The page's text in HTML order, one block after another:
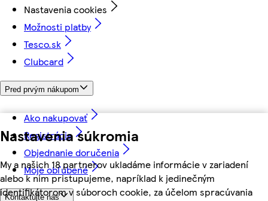
Nastavenia súkromia
My a našich 18 partnerov ukladáme informácie v zariadení
alebo k nim pristupujeme, napríklad k jedinečným
identifikátorom v súboroch cookie, za účelom spracúvania
Nastavenia cookies
Možnosti platby
Tesco.sk
Clubcard
Pred prvým nákupom
Ako nakupovať
Registrácia
Objednanie doručenia
Moje obľúbené
Kontaktujte nás